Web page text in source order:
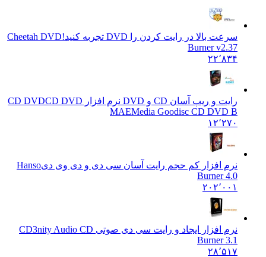
سرعت بالا در رايت کردن را DVD تجربه کنيد!
Cheetah DVD
Burner v2.37
۲۲٬۸۳۴
رایت و ریپ آسان CD و DVD نرم افزار CD DVD
CD DVD
MAEMedia Goodisc CD DVD B
۱۲٬۲۷۰
نرم افزار کم حجم رایت آسان سی دی و دی وی دیHanso
Burner 4.0
۲۰۲٬۰۰۱
نرم افزار ایجاد و رایت سی دی صوتی CD3nity Audio CD
Burner 3.1
۲۸٬۵۱۷